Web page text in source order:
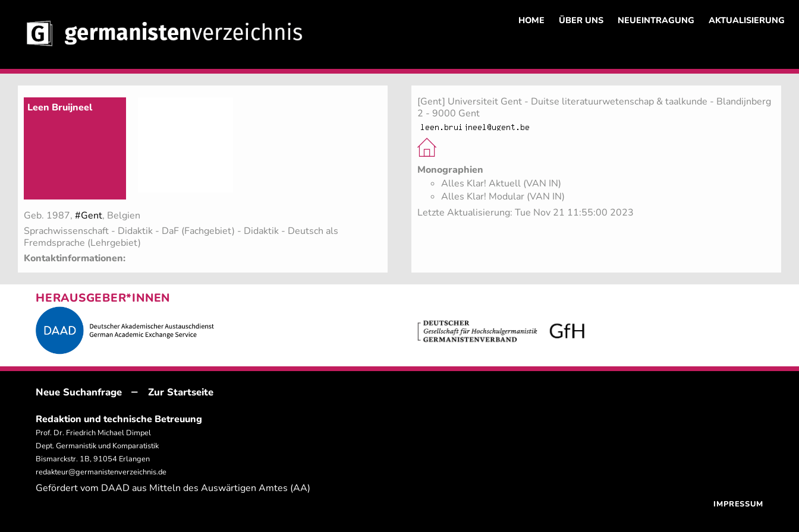
HOME ÜBER UNS NEUEINTRAGUNG AKTUALISIERUNG
Leen Bruijneel
Geb. 1987, #Gent, Belgien
Sprachwissenschaft - Didaktik - DaF (Fachgebiet) - Didaktik - Deutsch als
Fremdsprache (Lehrgebiet)
Kontaktinformationen:
[Gent] Universiteit Gent - Duitse literatuurwetenschap & taalkunde - Blandijnberg
2 - 9000 Gent
Monographien
Alles Klar! Aktuell (VAN IN)
Alles Klar! Modular (VAN IN)
Letzte Aktualisierung: Tue Nov 21 11:55:00 2023
HERAUSGEBER*INNEN
Neue Suchanfrage – Zur Startseite
Redaktion und technische Betreuung
Prof. Dr. Friedrich Michael Dimpel
Dept. Germanistik und Komparatistik
Bismarckstr. 1B, 91054 Erlangen
redakteur@germanistenverzeichnis.de
Gefördert vom DAAD aus Mitteln des Auswärtigen Amtes (AA)
IMPRESSUM